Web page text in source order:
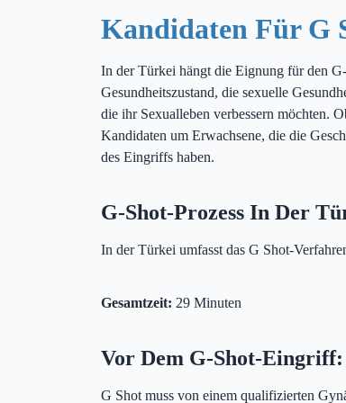
Kandidaten Für G
In der Türkei hängt die Eignung für den
Gesundheitszustand, die sexuelle
die ihr Sexualleben verbessern möchten.
Kandidaten um Erwachsene, die die
des Eingriffs haben.
G-Shot-Prozess In Der
In der Türkei umfasst das G Shot-
Gesamtzeit: 29 Minuten
Vor Dem G-Shot-Eingriff:
G Shot muss von einem qualifizierten